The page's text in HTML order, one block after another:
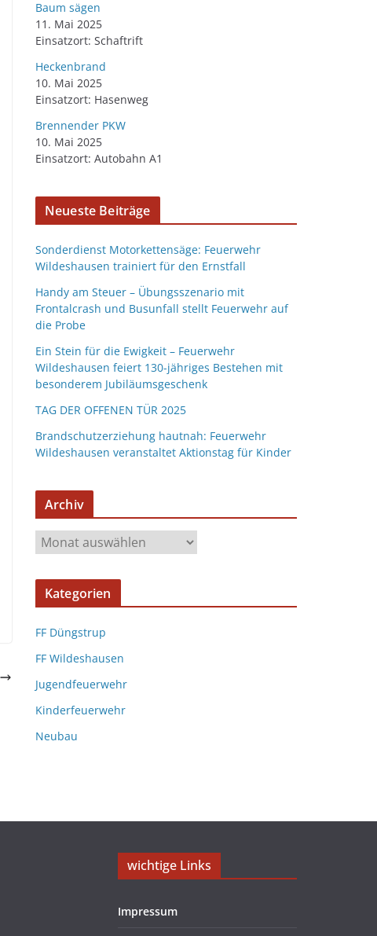
Baum sägen
11. Mai 2025
Einsatzort: Schaftrift
Heckenbrand
10. Mai 2025
Einsatzort: Hasenweg
Brennender PKW
10. Mai 2025
Einsatzort: Autobahn A1
Neueste Beiträge
Sonderdienst Motorkettensäge: Feuerwehr
Wildeshausen trainiert für den Ernstfall
Handy am Steuer – Übungsszenario mit
Frontalcrash und Busunfall stellt Feuerwehr auf
die Probe
Ein Stein für die Ewigkeit – Feuerwehr
Wildeshausen feiert 130-jähriges Bestehen mit
besonderem Jubiläumsgeschenk
TAG DER OFFENEN TÜR 2025
Brandschutzerziehung hautnah: Feuerwehr
Wildeshausen veranstaltet Aktionstag für Kinder
Archiv
Kategorien
FF Düngstrup
FF Wildeshausen
Jugendfeuerwehr
Kinderfeuerwehr
Neubau
wichtige Links
Impressum